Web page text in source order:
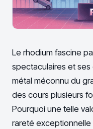
Le rhodium fascine
spectaculaires et ses
métal méconnu du
des cours plusieurs
Pourquoi une telle
rareté exceptionnelle